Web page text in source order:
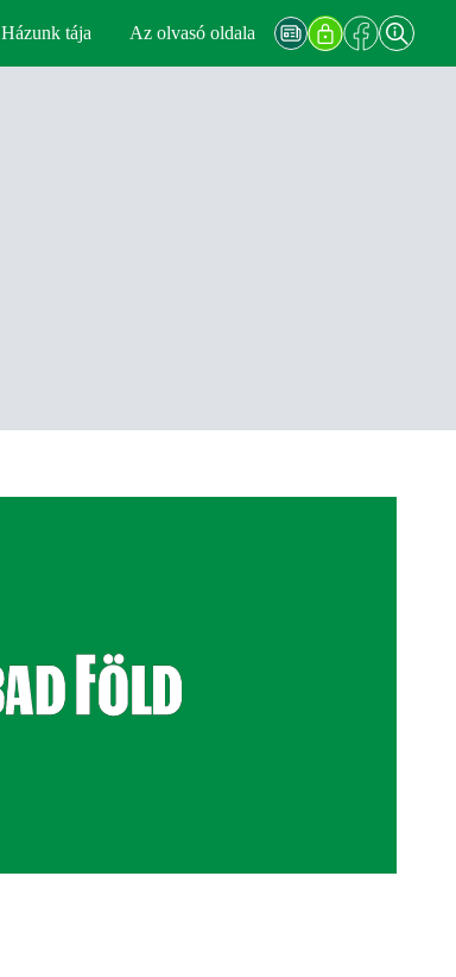
Házunk tája Az olvasó oldala